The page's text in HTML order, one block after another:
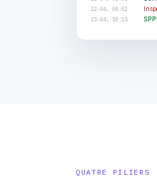
22-04, 08:02
23-04, 10:15
QUATRE PILIERS